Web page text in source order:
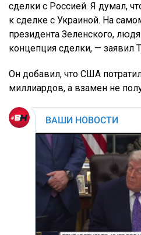
сделки с Россией. Я думал,
к сделке с Украиной. На
президента Зеленского,
концепция сделки, — заявил
Он добавил, что США
миллиардов, а взамен не